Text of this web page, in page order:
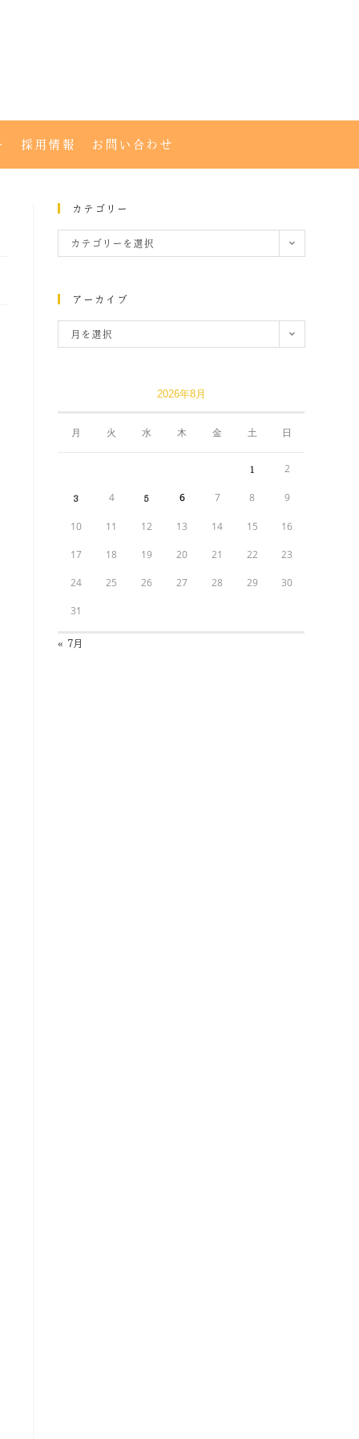
採用情報 お問い合わせ
カテゴリー
カテゴリーを選択
アーカイブ
月を選択
2026年8月
月 火 水 木 金 土 日
1 2
3 4 5 6 7 8 9
10 11 12 13 14 15 16
17 18 19 20 21 22 23
24 25 26 27 28 29 30
31
« 7月